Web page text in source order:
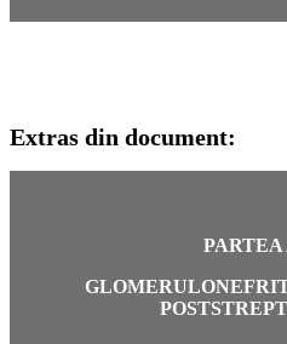
Extras din document: